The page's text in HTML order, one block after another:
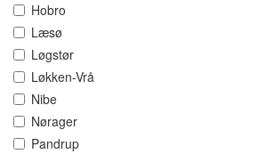
Hobro
Læsø
Løgstør
Løkken-Vrå
Nibe
Nørager
Pandrup